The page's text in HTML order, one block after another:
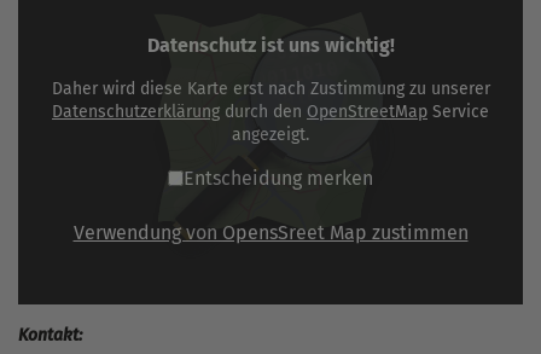
Datenschutz ist uns wichtig!
Daher wird diese Karte erst nach Zustimmung zu unserer
Datenschutzerklärung durch den OpenStreetMap Service
angezeigt.
Entscheidung merken
Verwendung von OpensSreet Map zustimmen
Kontakt: